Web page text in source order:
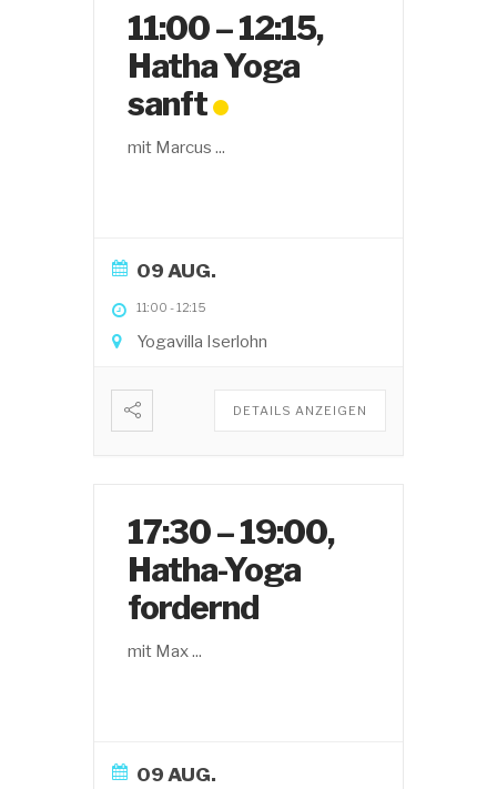
11:00 – 12:15,
Hatha Yoga
sanft
mit Marcus ...
09 AUG.
11:00 -12:15
Yogavilla Iserlohn
DETAILS ANZEIGEN
17:30 – 19:00,
Hatha-Yoga
fordernd
mit Max...
09 AUG.